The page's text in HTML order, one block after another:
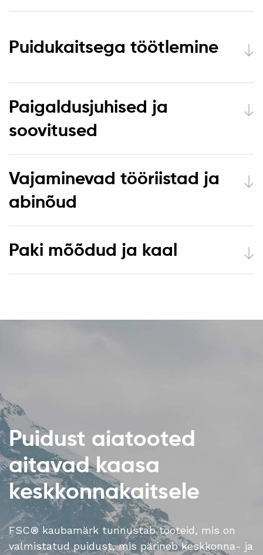
Puidukaitsega töötlemine
Paigaldusjuhised ja
soovitused
Vajaminevad tööriistad ja
abinõud
Paki mõõdud ja kaal
Puidust aiatooted
aitavad kaasa
keskkonnakaitsele
FSC® kaubamärk tunnustab tooteid, mis on
valmistatud puidust, mis pärineb keskkonna- ja